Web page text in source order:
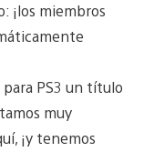
¡los miembros
para PS3 un título
muy
¡y tenemos